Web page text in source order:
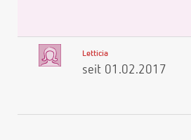
Letticia
seit 01.02.2017